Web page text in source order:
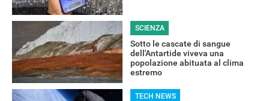
SCIENZA
Sotto le cascate di sangue
dell'Antartide viveva una
popolazione abituata al clima
estremo
TECH NEWS